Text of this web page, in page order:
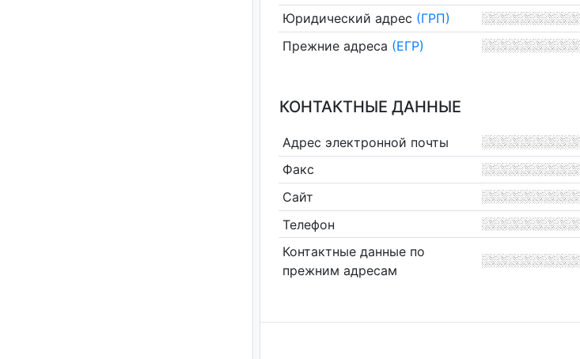
Юридический адрес (ГРП)
Прежние адреса (ЕГР)
КОНТАКТНЫЕ ДАННЫЕ
Адрес электронной почты
Факс
Сайт
Телефон
Контактные данные по
прежним адресам